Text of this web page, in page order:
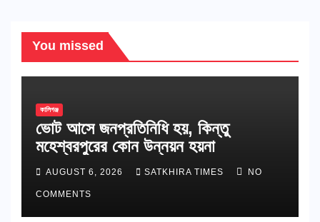
You missed
কালিগঞ্জ
ভোট আসে জনপ্রতিনিধি হয়, কিন্তু
মহেশ্বরপুরের কোন উন্নয়ন হয়না
AUGUST 6, 2026 SATKHIRA TIMES NO
COMMENTS